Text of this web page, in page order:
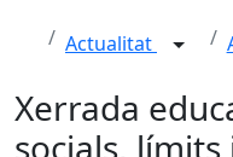
Actualitat
Xerrada
socials, límits